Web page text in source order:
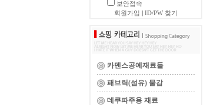
보안접속
회원가입
ID/PW 찾기
카덴스공예재료들
패브릭(섬유) 물감
데쿠파주용 재료